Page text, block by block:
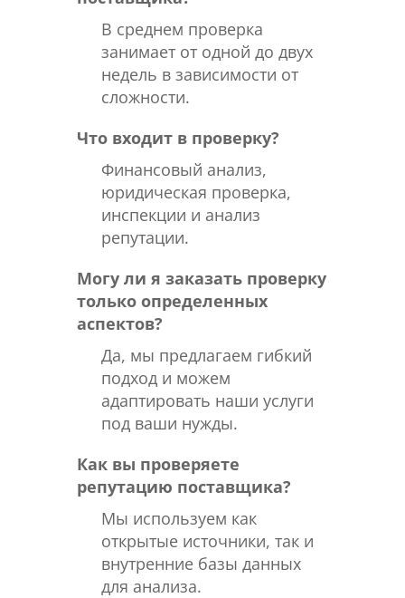
В среднем проверка
занимает от одной до двух
недель в зависимости от
сложности.
Что входит в проверку?
Финансовый анализ,
юридическая проверка,
инспекции и анализ
репутации.
Могу ли я заказать проверку
только определенных
аспектов?
Да, мы предлагаем гибкий
подход и можем
адаптировать наши услуги
под ваши нужды.
Как вы проверяете
репутацию поставщика?
Мы используем как
открытые источники, так и
внутренние базы данных
для анализа.